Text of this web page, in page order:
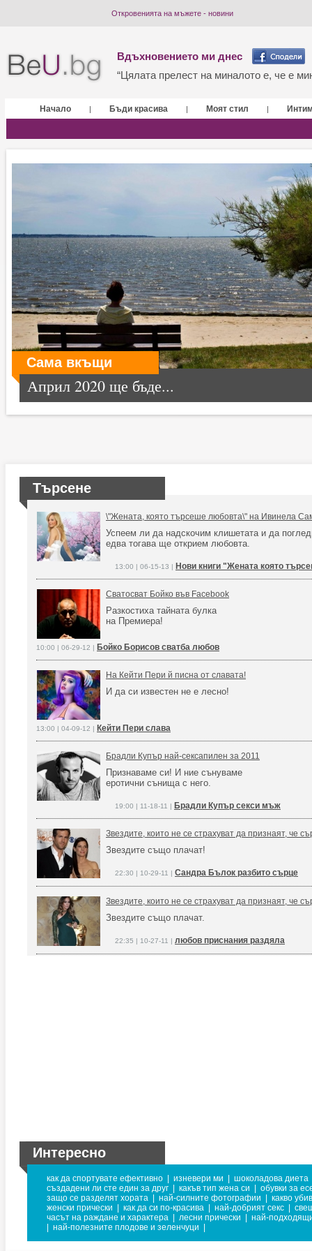
Откровенията на мъжете - новини
Вдъхновението ми днес
“Цялата прелест на миналото е, че е
Начало | Бъди красива | Моят стил |
Сама вкъщи
Април 2020 ще бъде...
Търсене
\"Жената, която търсеше любовта\" на Ивинела
Успеем ли да надскочим клишетата и да
едва тогава ще открием любовта.
13:00 | 06-15-13 | Нови книги "Жената която
Сватосват Бойко във Facebook
Разкостиха тайната булка
на Премиера!
10:00 | 06-29-12 | Бойко Борисов сватба любов
На Кейти Пери й писна от славата!
И да си известен не е лесно!
13:00 | 04-09-12 | Кейти Пери слава
Брадли Купър най-сексапилен за 2011
Признаваме си! И ние сънуваме
еротични сънища с него.
19:00 | 11-18-11 | Брадли Купър секси мъж
Звездите, които не се страхуват да признаят, че
Звездите също плачат!
22:30 | 10-29-11 | Сандра Бълок разбито сърце
Звездите, които не се страхуват да признаят, че
Звездите също плачат.
22:35 | 10-27-11 | любов приснания раздяла
Интересно
как да спортувате ефективно изневери ми
шоколадова диета
създадени ли сте един за друг
какъв тип жена си
обувки за
защо се разделят хората
най-силните фотографии
какво
женски прически
как да си по-красива най-добрият секс
часът на раждане и характера
лесни прически
най-
най-полезните плодове и зеленчуци